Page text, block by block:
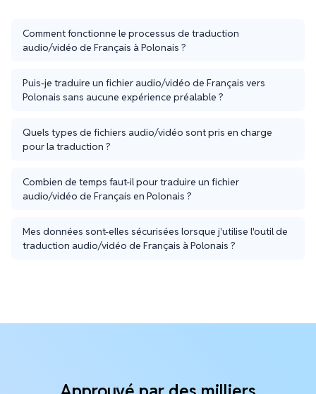
Comment fonctionne le processus de traduction
audio/vidéo de Français à Polonais ?
Puis-je traduire un fichier audio/vidéo de Français vers
Polonais sans aucune expérience préalable ?
Quels types de fichiers audio/vidéo sont pris en charge
pour la traduction ?
Combien de temps faut-il pour traduire un fichier
audio/vidéo de Français en Polonais ?
Mes données sont-elles sécurisées lorsque j'utilise l'outil de
traduction audio/vidéo de Français à Polonais ?